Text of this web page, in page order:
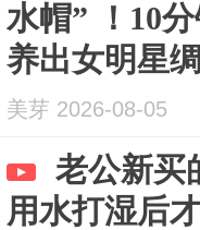
水帽” ！10
养出女明星
美芽 2026-08-05
老公新买
用水打湿后